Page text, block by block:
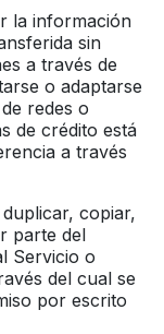
la información
sin
a través de
o adaptarse
redes o
de crédito está
a través
copiar,
parte del
Servicio o
del cual se
por escrito